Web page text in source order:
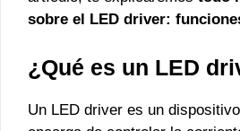
sobre el LED driver:
¿Qué es un LED
Un LED driver es un